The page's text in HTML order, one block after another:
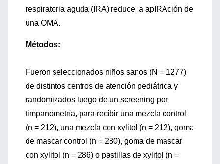
respiratoria aguda (IRA) reduce la apIRAción de
una OMA.
Métodos:
Fueron seleccionados niños sanos (N = 1277)
de distintos centros de atención pediátrica y
randomizados luego de un screening por
timpanometría, para recibir una mezcla control
(n = 212), una mezcla con xylitol (n = 212), goma
de mascar control (n = 280), goma de mascar
con xylitol (n = 286) o pastillas de xylitol (n =